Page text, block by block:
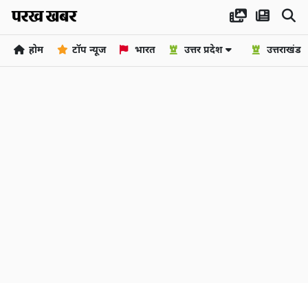
होम टॉप न्यूज भारत उत्तर प्रदेश उत्तराखंड